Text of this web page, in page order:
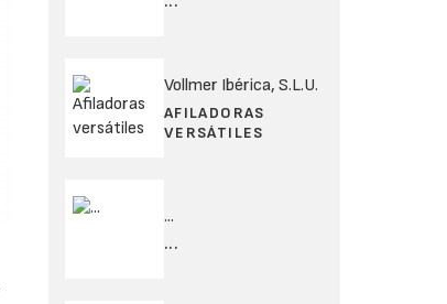
Vollmer Ibérica, S.L.U.
AFILADORAS
VERSÁTILES
...
...